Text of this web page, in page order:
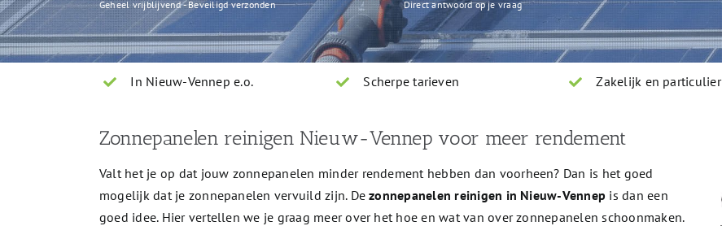
Geheel vrijblijvend - Beveiligd verzonden Direct antwoord op je vraag
In Nieuw-Vennep e.o. Scherpe tarieven Zakelijk en particulier
Zonnepanelen reinigen Nieuw-Vennep voor meer rendement
Valt het je op dat jouw zonnepanelen minder rendement hebben dan voorheen? Dan is het goed
mogelijk dat je zonnepanelen vervuild zijn. Dezonnepanelen reinigen in Nieuw-Vennep is dan een
goed idee. Hier vertellen we je graag meer over het hoe en wat van over zonnepanelen schoonmaken.